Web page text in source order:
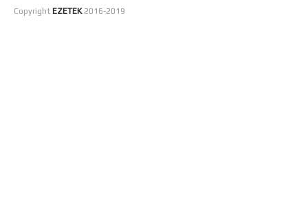
Copyright EZETEK2016-2019